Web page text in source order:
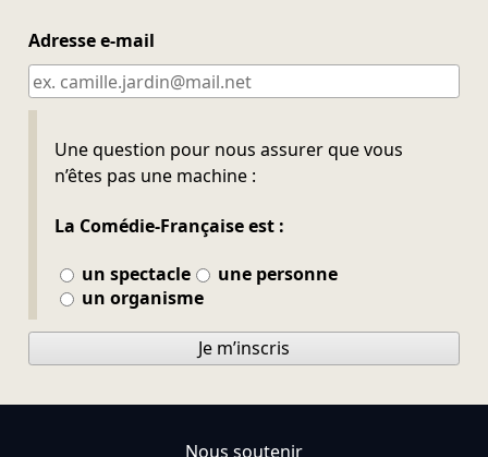
Adresse e-mail
Une question pour nous assurer que vous
n’êtes pas une machine :
La Comédie-Française est :
un spectacle
une personne
un organisme
Ne pas remplir
Je m’inscris
Nous soutenir